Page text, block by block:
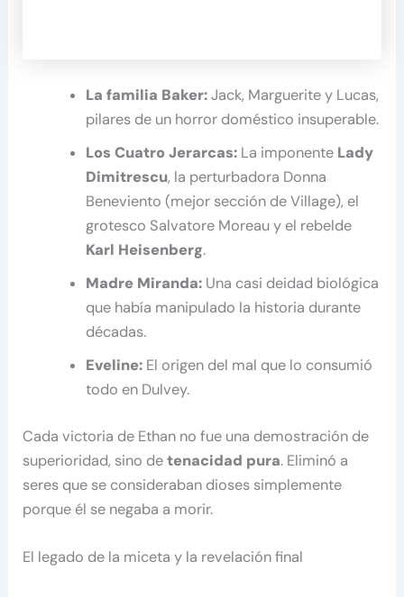
La familia Baker:Jack, Marguerite y Lucas,
pilares de un horror doméstico insuperable.
Los Cuatro Jerarcas:La imponente Lady
Dimitrescu, la perturbadora Donna
Beneviento (mejor sección de Village), el
grotesco Salvatore Moreau y el rebelde
Karl Heisenberg.
Madre Miranda:Una casi deidad biológica
que había manipulado la historia durante
décadas.
Eveline:El origen del mal que lo consumió
todo en Dulvey.
Cada victoria de Ethan no fue una demostración de
superioridad, sino detenacidad pura. Eliminó a
seres que se consideraban dioses simplemente
porque él se negaba a morir.
El legado de la miceta y la revelación final